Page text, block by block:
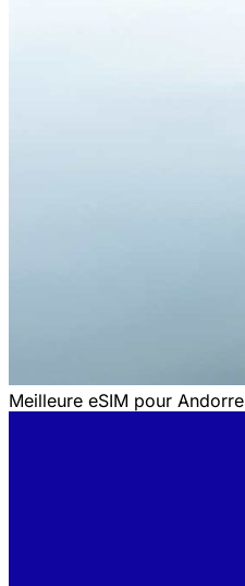
Meilleure eSIM pour Andorre